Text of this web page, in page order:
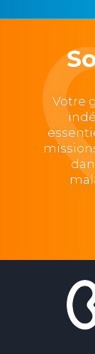
Votre